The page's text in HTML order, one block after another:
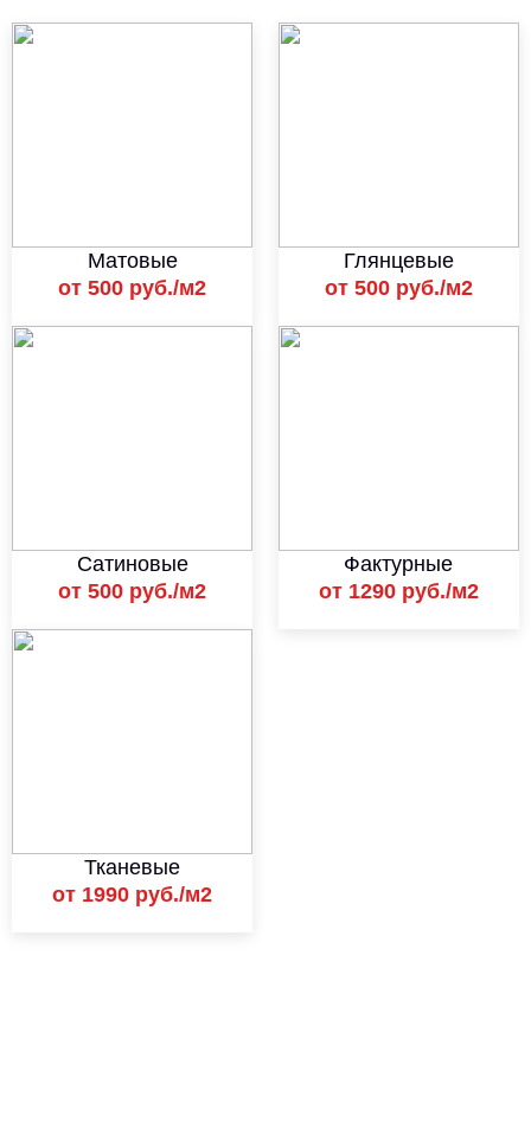
Матовые
от 500 руб./м2
Глянцевые
от 500 руб./м2
Сатиновые
от 500 руб./м2
Фактурные
от 1290 руб./м2
Тканевые
от 1990 руб./м2